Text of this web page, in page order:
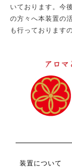
いております。今
の方々へ本装置の
も行っております
装置について